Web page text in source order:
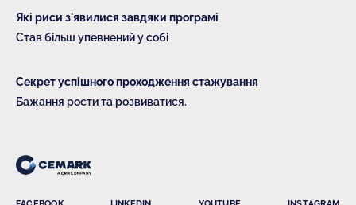
Які риси з'явилися завдяки програмі
Став більш упевнений у собі
Секрет успішного проходження стажування
Бажання рости та розвиватися.